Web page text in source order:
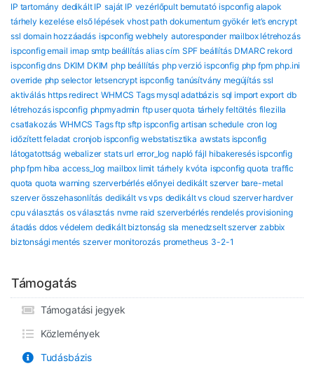
IP tartomány dedikált IP saját IP vezérlőpult bemutató ispconfig alapok
tárhely kezelése első lépések vhost path dokumentum gyökér let’s encrypt
ssl domain hozzáadás ispconfig webhely autoresponder mailbox létrehozás
ispconfig email imap smtp beállítás alias cím SPF beállítás DMARC rekord
ispconfig dns DKIM DKIM php beállítás php verzió ispconfig php fpm php.ini
override php selector letsencrypt ispconfig tanúsítvány megújítás ssl
aktiválás https redirect WHMCS Tags mysql adatbázis sql import export db
létrehozás ispconfig phpmyadmin ftp user quota tárhely feltöltés filezilla
csatlakozás WHMCS Tags ftp sftp ispconfig artisan schedule cron log
időzített feladat cronjob ispconfig webstatisztika awstats ispconfig
látogatottság webalizer stats url error_log napló fájl hibakeresés ispconfig
php fpm hiba access_log mailbox limit tárhely kvóta ispconfig quota traffic
quota quota warning szerverbérlés előnyei dedikált szerver bare-metal
szerver összehasonlítás dedikált vs vps dedikált vs cloud szerver hardver
cpu választás os választás nvme raid szerverbérlés rendelés provisioning
átadás ddos védelem dedikált biztonság sla menedzselt szerver zabbix
biztonsági mentés szerver monitorozás prometheus 3-2-1
Támogatás
Támogatási jegyek
Közlemények
Tudásbázis